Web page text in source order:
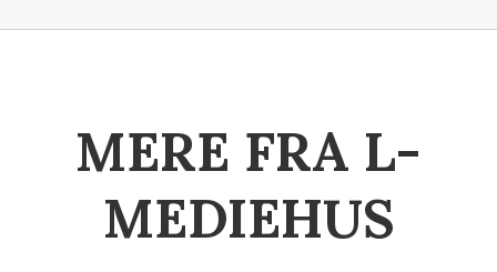
MERE FRA L-
MEDIEHUS